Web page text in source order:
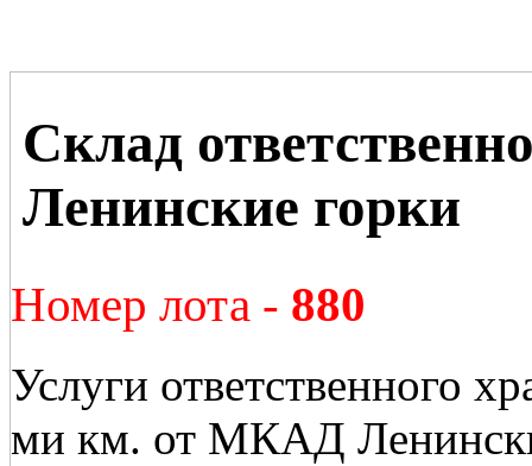
Склад
Ленинские горки
Номер лота - 880
Услуги ответственного
ми км. от МКАД